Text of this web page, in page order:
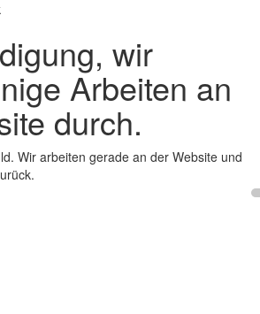
wir
Arbeiten an
durch.
Wir arbeiten gerade an der Website und